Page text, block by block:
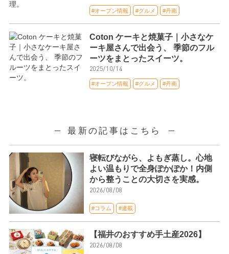
#オープン情報 #グルメ #丹南
Coton ケーキと焼菓子｜小さなケ
ーキ屋さんで出会う、 季節のフル
ーツをまとったスイーツ。
2025/10/14
#オープン情報 #グルメ #丹南
最新の記事はこちら
寝転びながら、よもぎ蒸し。心地
よい温もりで全身ぽかぽか！内側
から整うことの大切さを実感。
2026/08/08
#コラム #連載
【福井のおすすめ手土産2026】
2026/08/08